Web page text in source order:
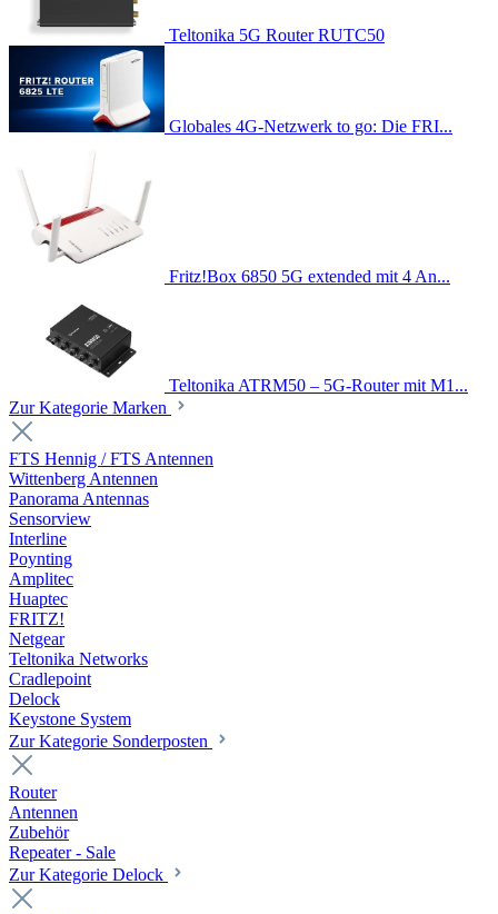
Teltonika 5G Router RUTC50
Globales 4G-Netzwerk to go: Die FRI...
Fritz!Box 6850 5G extended mit 4 An...
Teltonika ATRM50 – 5G-Router mit M1...
Zur Kategorie Marken
FTS Hennig / FTS Antennen
Wittenberg Antennen
Panorama Antennas
Sensorview
Interline
Poynting
Amplitec
Huaptec
FRITZ!
Netgear
Teltonika Networks
Cradlepoint
Delock
Keystone System
Zur Kategorie Sonderposten
Router
Antennen
Zubehör
Repeater - Sale
Zur Kategorie Delock